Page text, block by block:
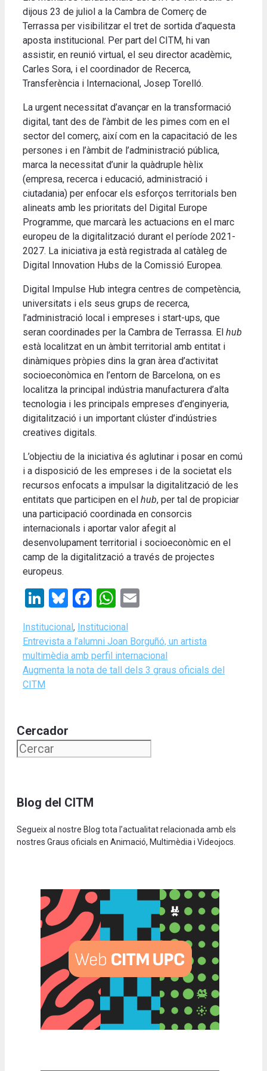
dijous 23 de juliol a la Cambra de Comerç de
Terrassa per visibilitzar el tret de sortida d’aquesta
aposta institucional. Per part del CITM, hi van
assistir, en reunió virtual, el seu director acadèmic,
Carles Sora, i el coordinador de Recerca,
Transferència i Internacional, Josep Torelló.
La urgent necessitat d’avançar en la transformació
digital, tant des de l’àmbit de les pimes com en el
sector del comerç, així com en la capacitació de les
persones i en l’àmbit de l’administració pública,
marca la necessitat d’unir la quàdruple hèlix
(empresa, recerca i educació, administració i
ciutadania) per enfocar els esforços territorials ben
alineats amb les prioritats del Digital Europe
Programme, que marcarà les actuacions en el marc
europeu de la digitalització durant el període 2021-
2027. La iniciativa ja està registrada al catàleg de
Digital Innovation Hubs de la Comissió Europea.
Digital Impulse Hub integra centres de competència,
universitats i els seus grups de recerca,
l’administració local i empreses i start-ups, que
seran coordinades per la Cambra de Terrassa. El hub
està localitzat en un àmbit territorial amb entitat i
dinàmiques pròpies dins la gran àrea d’activitat
socioeconòmica en l’entorn de Barcelona, on es
localitza la principal indústria manufacturera d’alta
tecnologia i les principals empreses d’enginyeria,
digitalització i un important clúster d’indústries
creatives digitals.
L’objectiu de la iniciativa és aglutinar i posar en comú
i a disposició de les empreses i de la societat els
recursos enfocats a impulsar la digitalització de les
entitats que participen en el hub, per tal de propiciar
una participació coordinada en consorcis
internacionals i aportar valor afegit al
desenvolupament territorial i socioeconòmic en el
camp de la digitalització a través de projectes
europeus.
LinkedIn
Bluesky
Facebook
WhatsApp
Categories
Institucional , Institucional
Entrevista a l’alumni Joan Borguñó, un artista
multimèdia amb perfil internacional
Augmenta la nota de tall dels 3 graus oficials del
CITM
Cercador
Blog del CITM
Segueix al nostre Blog tota l’actualitat relacionada amb els
nostres Graus oficials en Animació, Multimèdia i Videojocs.